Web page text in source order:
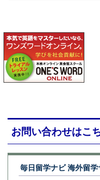
お問い合わせはこ
毎日留学ナビ 海外留